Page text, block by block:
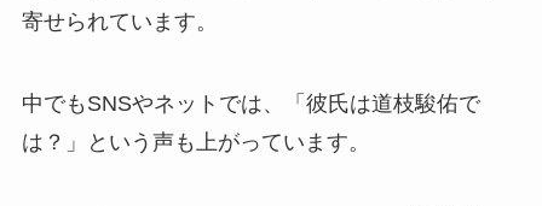
寄せられています。
中でもSNSやネットでは、「彼氏は道枝駿佑で
は？」という声も上がっています。